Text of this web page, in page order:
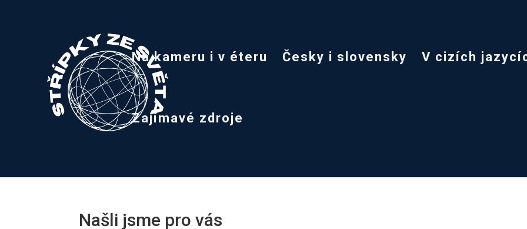
Na kameru i v éteru Česky i slovensky V cizích
Zajímavé zdroje
Našli jsme pro vás